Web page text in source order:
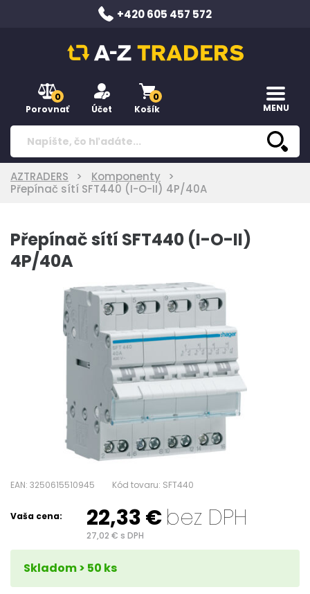
+420 605 457 572
0
Porovnať Účet
0
Košík MENU
AZTRADERS
Komponenty
Přepínač sítí SFT440 (I-O-II) 4P/40A
Přepínač sítí SFT440 (I-O-II)
4P/40A
EAN: 3250615510945 Kód tovaru: SFT440
Vaša cena: 22,33€bez DPH
27,02 € s DPH
Skladom > 50 ks